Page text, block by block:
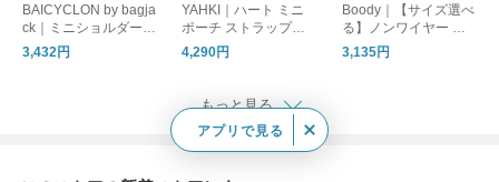
BAICYCLON by bagja
ck｜ミニショルダーバ
ッグ 鞄 ユニセックス
MINI SHOUDER BAG
3,432円
YAHKI｜ハート ミニ
ポーチ ストラップ付
き マルチケース 小銭
入れ 財布 コインケー
40C ヤーキ
4,290円
Boody｜【サイズ選べ
る】ノンワイヤー シ
ェイパーパッド付 ブ
ラジャー ブラトップ
3,135円
もっと見る
アプリで見る